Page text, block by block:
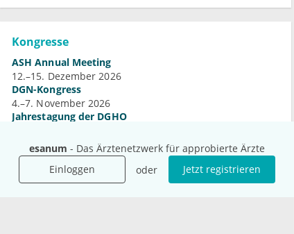
esanum - Das Ärztenetzwerk für approbierte Ärzte
Einloggen
oder Jetzt registrieren
Kongresse
ASH Annual Meeting
12.–15. Dezember 2026
DGN-Kongress
4.–7. November 2026
Jahrestagung der DGHO
Mehr Kongresse